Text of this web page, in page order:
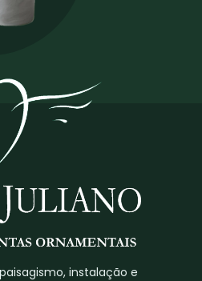
instalação e